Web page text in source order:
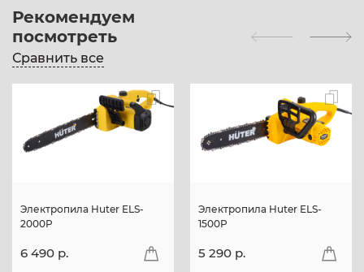
Рекомендуем
посмотреть
Сравнить все
Электропила Huter ELS-
2000P
6 490 p.
Электропила Huter ELS-
1500P
5 290 p.